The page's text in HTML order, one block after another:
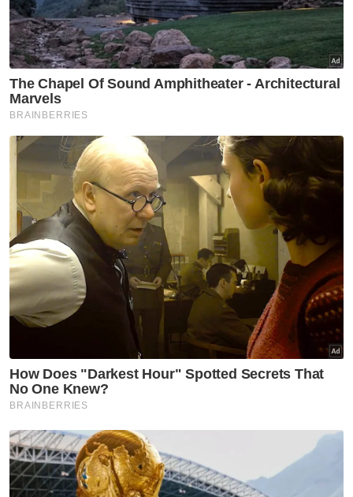
Artikel Berkaitan:
Serumpun cetus fenomena, sebar mesej perpaduan
Terengganu terima teguran, persembahan tidak
peka sensitiviti Ramadan
Suria KLCC tampilkan dekorasi Maghribi sempena
Muat naik video lagu raya tidak sopan, Aliff Syukri
diperintah bela diri
Tanpa baju ketat, lagu raya Aliff Syukri mencanak
naik di YouTube
Astro rancakkan kempen Cakap Baik-Baik, usaha
pupuk budaya baik - Menteri Perpaduan
"Ini bagi memastikan perkara seperti ini tidak
berterusan pada masa akan datang sehingga
menjadi aib atau tidak manis dalam
masyarakat bahkan mungkin (perbuatan itu)
akan berlebihan sehingga menonjolkan
bentuk tubuh," jelasnya.
Sebelum ini, aksi menari secara terbuka di
demi mendapatkan duit raya turut ditegur
oleh beberapa pendakwah bebas termasuk
penceramah bebas, Ustazah Asma’ Harun.